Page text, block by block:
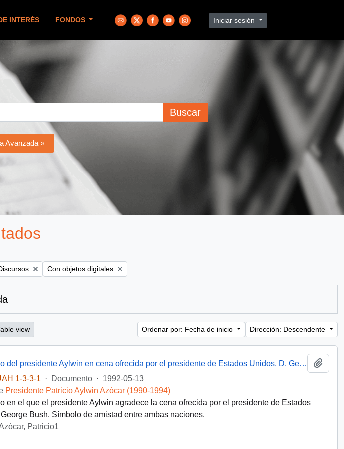
INTERÉS FONDOS Iniciar sesión
Buscar
Avanzada »
filter: Remove filter:
Con objetos digitales
view Ordenar por: Fecha de inicio Dirección: Descendente
Discurso del presidente Aylwin en cena ofrecida por el presidente de Estados Unidos, D. George Bush
1-3-3-1
· Documento · 1992-05-13
Presidente Patricio Aylwin Azócar (1990-1994)
en el que el presidente Aylwin agradece la cena ofrecida por el presidente de Estados
Bush. Símbolo de amistad entre ambas naciones.
Patricio1